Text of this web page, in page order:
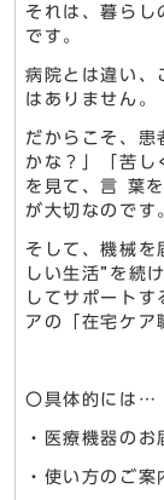
それは、暮らし
です。
病院とは違い、
はありません。
だからこそ、患
かな？」「苦し
を見て、言 葉
が大切なのです
そして、機械を
しい生活”を続
してサポート
アの「在宅ケア
〇具体的には…
・医療機器の
・使い方のご案